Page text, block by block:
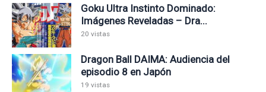
Goku Ultra Instinto Dominado:
Imágenes Reveladas – Dra...
20 vistas
Dragon Ball DAIMA: Audiencia del
episodio 8 en Japón
19 vistas